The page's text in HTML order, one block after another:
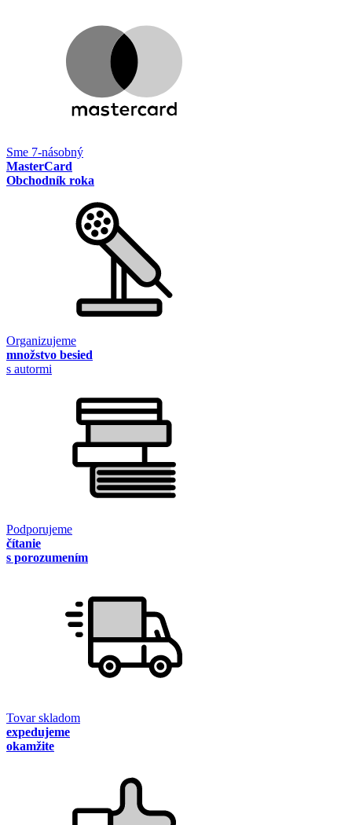
Sme 7-násobný
MasterCard
Obchodník roka
Organizujeme
množstvo besied
s autormi
Podporujeme
čítanie
s porozumením
Tovar skladom
expedujeme
okamžite